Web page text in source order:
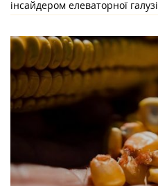
інсайдером елеваторної галузі